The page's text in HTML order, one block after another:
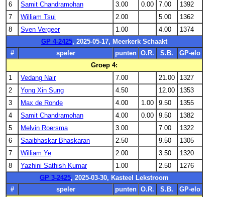
6
Samit Chandramohan 3.00 0.00 7.00
1392
7
William Tsui 2.00 5.00
1362
8
Sven Vergeer 1.00 4.00
1374
GP 4-2425, 2025-05-17, Meerkerk Schaakt
#
speler punten O.R. S.B.
GP-elo
Groep 4:
1
Vedang Nair 7.00 21.00
1327
2
Yong Xin Sung 4.50 12.00
1353
3
Max de Ronde 4.00 1.00 9.50
1355
4
Samit Chandramohan 4.00 0.00 9.50
1382
5
Melvin Roersma 3.00 7.00
1322
6
Saaibhaskar Bhaskaran 2.50 9.50
1305
7
William Ye 2.00 3.50
1320
8
Yazhini Sathish Kumar 1.00 2.50
1276
GP 3-2425, 2025-03-30, Kasteel Lekstroom
#
speler punten O.R. S.B.
GP-elo